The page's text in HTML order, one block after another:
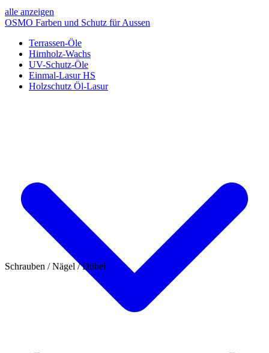
alle anzeigen
OSMO Farben und Schutz für Aussen
Terrassen-Öle
Hirnholz-Wachs
UV-Schutz-Öle
Einmal-Lasur HS
Holzschutz Öl-Lasur
Schrauben / Nägel / Dübel